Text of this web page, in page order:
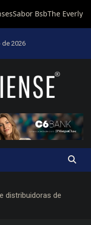
2026
por Brasília
distribuidoras de